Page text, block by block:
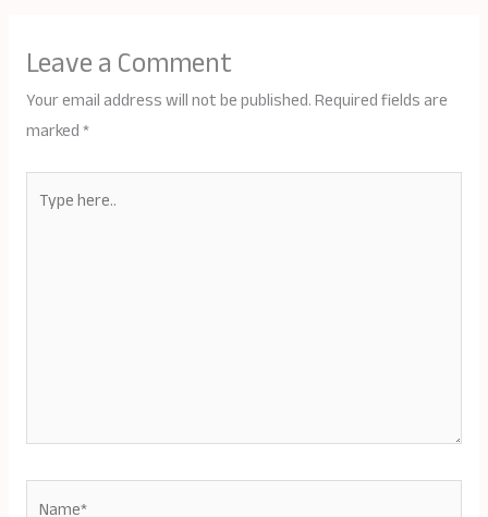
Leave a Comment
Your email address will not be published.Required fields are
marked*
here..